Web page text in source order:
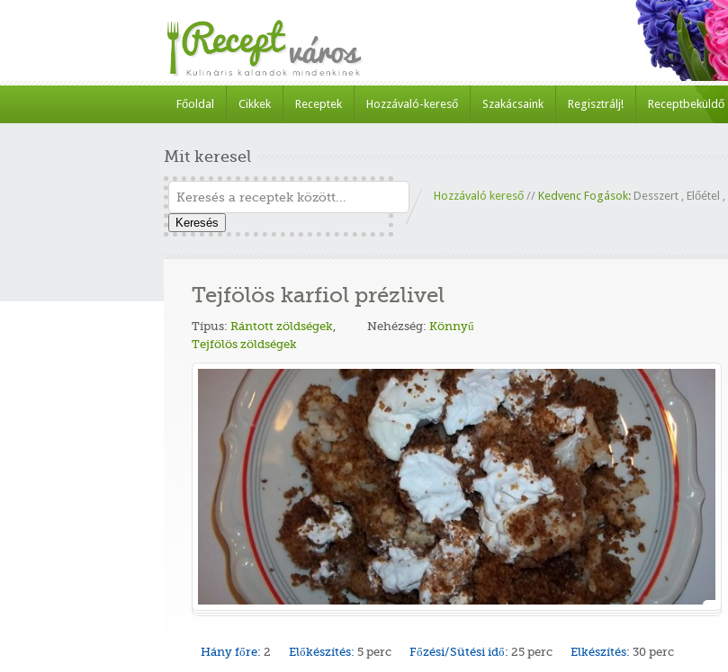
Főoldal Cikkek Receptek Hozzávaló-kereső Szakácsaink Regisztrálj! Receptbeküldő
Mit keresel
Keresés
Hozzávaló kereső // Kedvenc Fogások: Desszert , Előétel ,
Tejfölös karfiol prézlivel
Típus: Rántott zöldségek,
Tejfölös zöldségek
Nehézség: Könnyű
Hány főre: 2 Előkészítés: 5 perc Főzési/Sütési idő: 25 perc Elkészítés: 30 perc